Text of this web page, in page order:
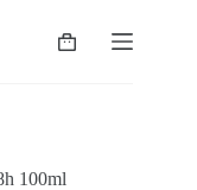
Shopping
100ml